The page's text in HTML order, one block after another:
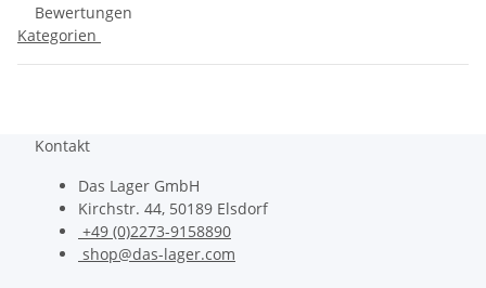
Bewertungen
Kategorien
Kontakt
Das Lager GmbH
Kirchstr. 44, 50189 Elsdorf
+49 (0)2273-9158890
shop@das-lager.com